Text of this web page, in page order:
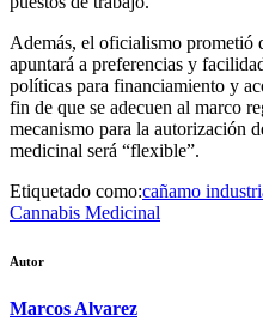
Además, el oficialismo prometió
apuntará a preferencias y
políticas para financiamiento y
fin de que se adecuen al marco
mecanismo para la autorización
medicinal será “flexible”.
Etiquetado como:cañamo
Cannabis Medicinal
Autor
Marcos Alvarez